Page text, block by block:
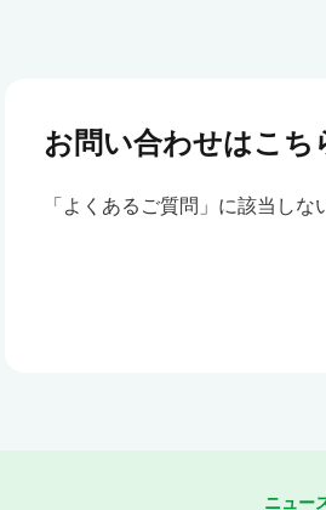
お問い合わせはこち
「よくあるご質問」に該当し
ニュー